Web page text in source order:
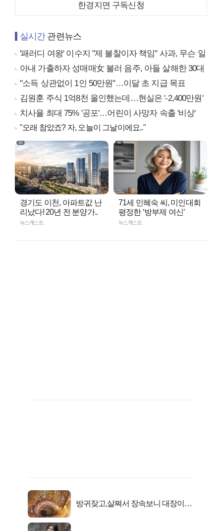
한경지면 구독신청
실시간관련뉴스
'패러디 여왕' 이수지 "제 불찰이자 책임" 사과, 무슨 일
아내 가출하자 성매매女 불러 음주, 아들 살해한 30대
"소득 상관없이 1인 50만원"…이달 초 지급 목표
김원훈 주식 1억8천 올인했는데…현실은 '-2,400만원'
치사율 최대 75% '공포'…어린이 사망자 속출 '비상'
"오래 참았죠? 자, 오늘이 그날이에요.."
경기도 이천, 아파트값 난
리났다! 20년 전 분양가..
뉴스캐스트
71세 민혜숙 씨, 미인대회
평정한 ‘방부제 여신’
뉴스캐스트
방귀잦고,살쪄서 장속보니 대장이아